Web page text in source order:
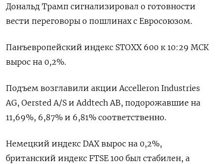
Дональд Трамп сигнализировал о готовности
вести переговоры о пошлинах с Евросоюзом.
Панъевропейский индекс STOXX 600 к 10:29 МСК
вырос на 0,2%.
Подъем возглавили акции Accelleron Industries
AG, Oersted A/S и Addtech AB, подорожавшие на
11,69%, 6,87% и 6,81% соответственно.
Немецкий индекс DAX вырос на 0,2%,
британский индекс FTSE 100 был стабилен, а